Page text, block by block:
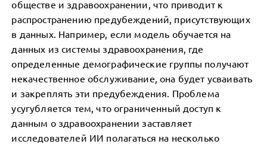
обществе и здравоохранении, что приводит к
распространению предубеждений, присутствующих
в данных. Например, если модель обучается на
данных из системы здравоохранения, где
определенные демографические группы получают
некачественное обслуживание, она будет усваивать
и закреплять эти предубеждения. Проблема
усугубляется тем, что ограниченный доступ к
данным о здравоохранении заставляет
исследователей ИИ полагаться на несколько